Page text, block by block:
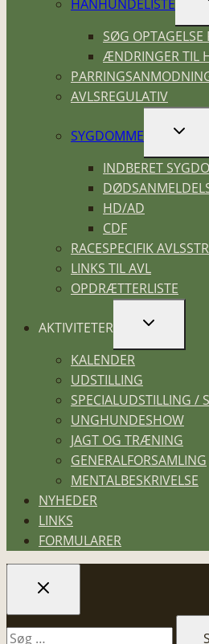
HANHUNDELISTE
SØG
ÆNDRINGER TIL
AVLSREGULATIV
SYGDOMME
SKIFT
INDBERET
HD/AD
CDF
RACESPECIFIK
LINKS TIL AVL
OPDRÆTTERLISTE
AKTIVITETER
SKIFT
KALENDER
UDSTILLING
SPECIALUDSTILLING /
UNGHUNDESHOW
JAGT OG TRÆNING
GENERALFORSAMLING
MENTALBESKRIVELSE
NYHEDER
LINKS
FORMULARER
Søg